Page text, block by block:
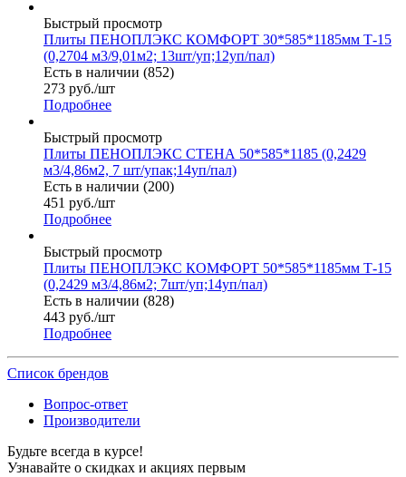
Быстрый просмотр
Плиты ПЕНОПЛЭКС КОМФОРТ 30*585*1185мм Т-15
(0,2704 м3/9,01м2; 13шт/уп;12уп/пал)
Есть в наличии (852)
273 руб./шт
Подробнее
Быстрый просмотр
Плиты ПЕНОПЛЭКС СТЕНА 50*585*1185 (0,2429
м3/4,86м2, 7 шт/упак;14уп/пал)
Есть в наличии (200)
451 руб./шт
Подробнее
Быстрый просмотр
Плиты ПЕНОПЛЭКС КОМФОРТ 50*585*1185мм Т-15
(0,2429 м3/4,86м2; 7шт/уп;14уп/пал)
Есть в наличии (828)
443 руб./шт
Подробнее
Список брендов
Вопрос-ответ
Производители
Будьте всегда в курсе!
Узнавайте о скидках и акциях первым